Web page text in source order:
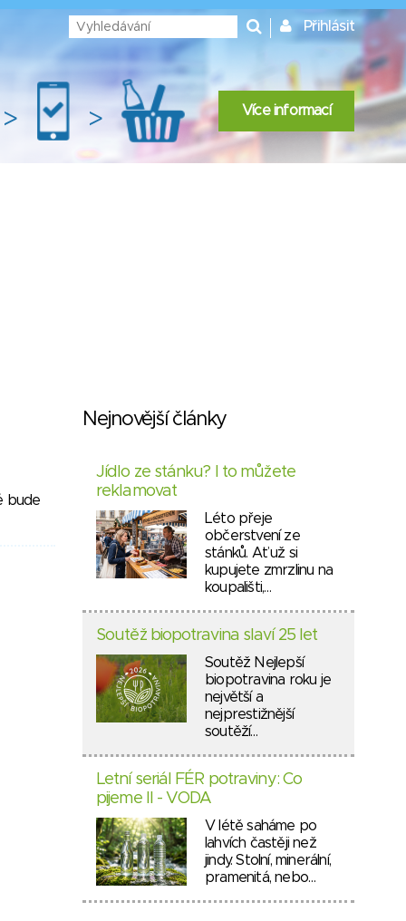
Přihlásit
> > Více informací
bude
Nejnovější články
Jídlo ze stánku? I to můžete
reklamovat
Léto přeje
občerstvení ze
stánků. Ať už si
kupujete zmrzlinu na
koupališti,…
Soutěž biopotravina slaví 25 let
Soutěž Nejlepší
biopotravina roku je
největší a
nejprestižnější
soutěží…
Letní seriál FÉR potraviny: Co
pijeme II - VODA
V létě saháme po
lahvích častěji než
jindy. Stolní, minerální,
pramenitá, nebo…